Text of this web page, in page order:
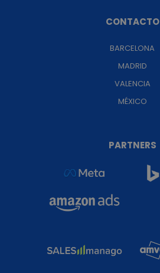
CONTACTO
BARCELONA
MADRID
VALENCIA
MÉXICO
PARTNERS